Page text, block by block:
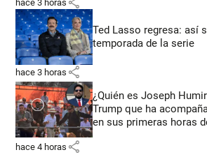
hace 3 horas
Ted Lasso regresa: así
temporada de la serie
hace 3 horas share
¿Quién es Joseph
Trump que ha
en sus primeras horas
hace 4 horas share